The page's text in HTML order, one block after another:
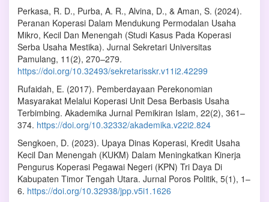
Perkasa, R. D., Purba, A. R., Alvina, D., & Aman, S. (2024).
Peranan Koperasi Dalam Mendukung Permodalan Usaha
Mikro, Kecil Dan Menengah (Studi Kasus Pada Koperasi
Serba Usaha Mestika). Jurnal Sekretari Universitas
Pamulang, 11(2), 270–279.
https://doi.org/10.32493/sekretarisskr.v11i2.42299
Rufaidah, E. (2017). Pemberdayaan Perekonomian
Masyarakat Melalui Koperasi Unit Desa Berbasis Usaha
Terbimbing. Akademika Jurnal Pemikiran Islam, 22(2), 361–
374. https://doi.org/10.32332/akademika.v22i2.824
Sengkoen, D. (2023). Upaya Dinas Koperasi, Kredit Usaha
Kecil Dan Menengah (KUKM) Dalam Meningkatkan Kinerja
Pengurus Koperasi Pegawai Negeri (KPN) Tri Daya Di
Kabupaten Timor Tengah Utara. Jurnal Poros Politik, 5(1), 1–
6. https://doi.org/10.32938/jpp.v5i1.1626